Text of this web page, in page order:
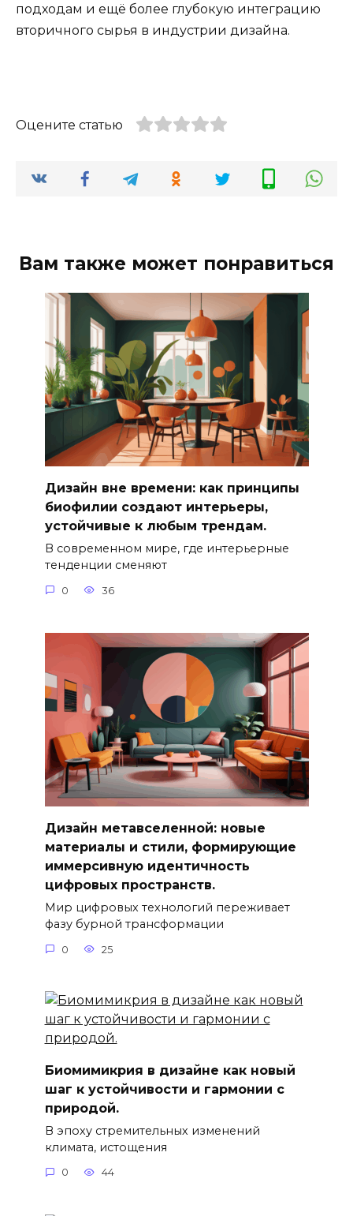
подходам и ещё более глубокую интеграцию
вторичного сырья в индустрии дизайна.
Оцените статью
Вам также может понравиться
Дизайн вне времени: как принципы
биофилии создают интерьеры,
устойчивые к любым трендам.
В современном мире, где интерьерные
тенденции сменяют
0 36
Дизайн метавселенной: новые
материалы и стили, формирующие
иммерсивную идентичность
цифровых пространств.
Мир цифровых технологий переживает
фазу бурной трансформации
0 25
Биомимикрия в дизайне как новый
шаг к устойчивости и гармонии с
природой.
В эпоху стремительных изменений
климата, истощения
0 44